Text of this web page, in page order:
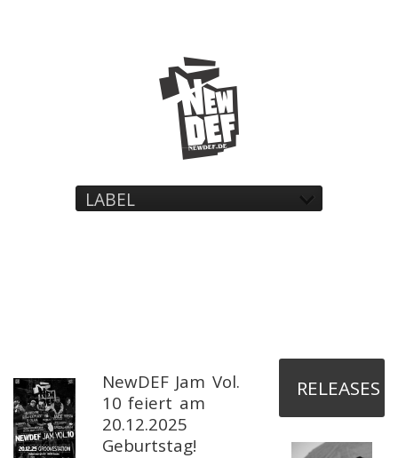
LABEL
NewDEF Jam Vol.
10 feiert am
20.12.2025
Geburtstag!
RELEASES